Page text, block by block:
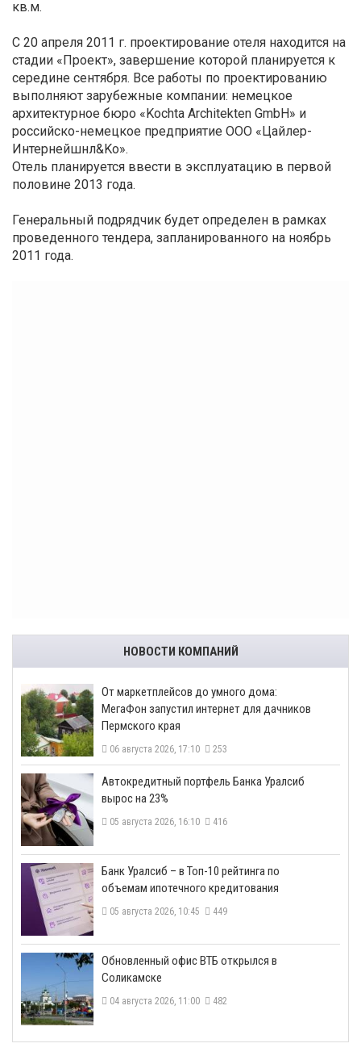
кв.м.
С 20 апреля 2011 г. проектирование отеля находится на
стадии «Проект», завершение которой планируется к
середине сентября. Все работы по проектированию
выполняют зарубежные компании: немецкое
архитектурное бюро «Kochta Architekten GmbH» и
российско-немецкое предприятие ООО «Цайлер-
Интернейшнл&Ko».
Отель планируется ввести в эксплуатацию в первой
половине 2013 года.
Генеральный подрядчик будет определен в рамках
проведенного тендера, запланированного на ноябрь
2011 года.
НОВОСТИ КОМПАНИЙ
От маркетплейсов до умного дома:
МегаФон запустил интернет для дачников
Пермского края
06 августа 2026, 17:10 253
​Автокредитный портфель Банка Уралсиб
вырос на 23%
05 августа 2026, 16:10 416
​Банк Уралсиб – в Топ-10 рейтинга по
объемам ипотечного кредитования
05 августа 2026, 10:45 449
​Обновленный офис ВТБ открылся в
Соликамске
04 августа 2026, 11:00 482